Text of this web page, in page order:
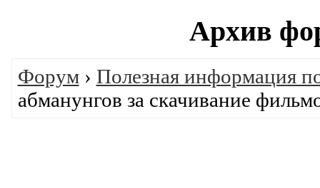
Архив
Форум› Полезная информация
абманунгов за скачивание